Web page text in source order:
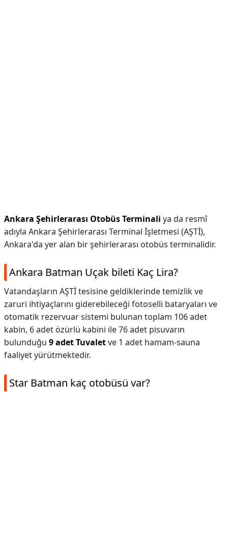
Ankara Şehirlerarası Otobüs Terminali ya da resmî
adıyla Ankara Şehirlerarası Terminal İşletmesi (AŞTİ),
Ankara'da yer alan bir şehirlerarası otobüs terminalidir.
Ankara Batman Uçak bileti Kaç Lira?
Vatandaşların AŞTİ tesisine geldiklerinde temizlik ve
zaruri ihtiyaçlarını giderebileceği fotoselli bataryaları ve
otomatik rezervuar sistemi bulunan toplam 106 adet
kabin, 6 adet özürlü kabini ile 76 adet pisuvarın
bulunduğu 9 adet Tuvaletve 1 adet hamam-sauna
faaliyet yürütmektedir.
Star Batman kaç otobüsü var?